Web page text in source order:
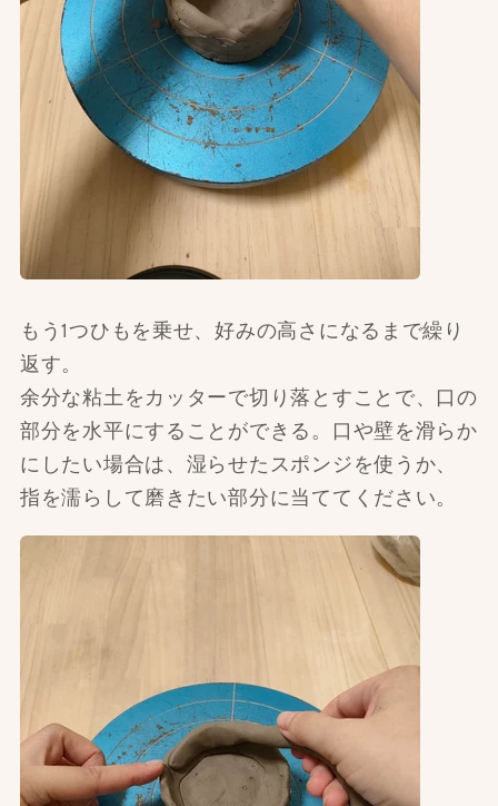
もう1つひもを乗せ、好みの高さになるまで繰り
返す。
余分な粘土をカッターで切り落とすことで、口の
部分を水平にすることができる。口や壁を滑らか
にしたい場合は、湿らせたスポンジを使うか、
指を濡らして磨きたい部分に当ててください。